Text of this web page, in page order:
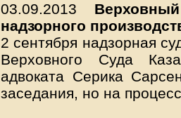
03.09.2013
надзорного
2 сентября надзорная
Верховного Суда
адвоката Серика
заседания, но на